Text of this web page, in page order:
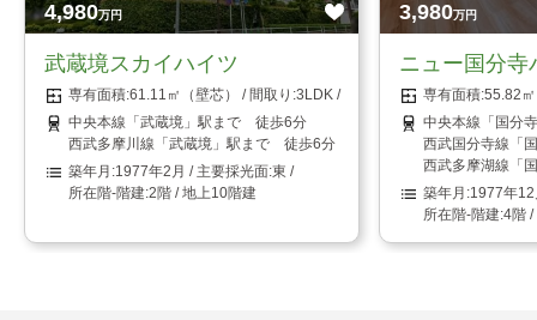
4,980万円
武蔵境スカイハイツ
61.11㎡（壁芯）
3LDK
中央本線「武蔵境」駅まで 徒歩6分
西武多摩川線「武蔵境」駅まで 徒歩6分
1977年2月
東
2階 / 地上10階建
3,980万円
ニュー国分寺
55.82
中央本線「国分
西武国分寺線「
西武多摩湖線「
1977年12
4階 /